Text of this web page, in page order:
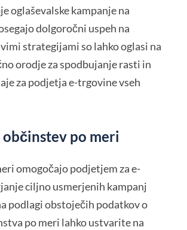
oglaševalske kampanje na
dolgoročni uspeh na
strategijami so lahko oglasi na
orodje za spodbujanje rasti in
za podjetja e-trgovine vseh
občinstev po meri
omogočajo podjetjem za e-
ciljno usmerjenih kampanj
podlagi obstoječih podatkov o
po meri lahko ustvarite na